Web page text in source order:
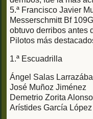
5.ª Francisco Javier
Messerschmitt Bf
obtuvo derribos antes
Pilotos más
1.ª Escuadrilla
Ángel Salas Larrazábal
José Muñoz Jiménez
Demetrio Zorita Alonso
Arístides García López